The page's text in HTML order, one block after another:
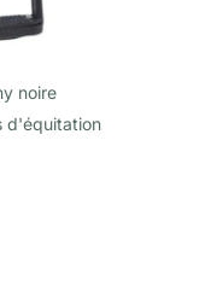
noire
d'équitation